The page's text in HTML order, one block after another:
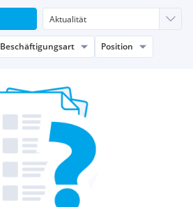
Beschäftigungsart Position